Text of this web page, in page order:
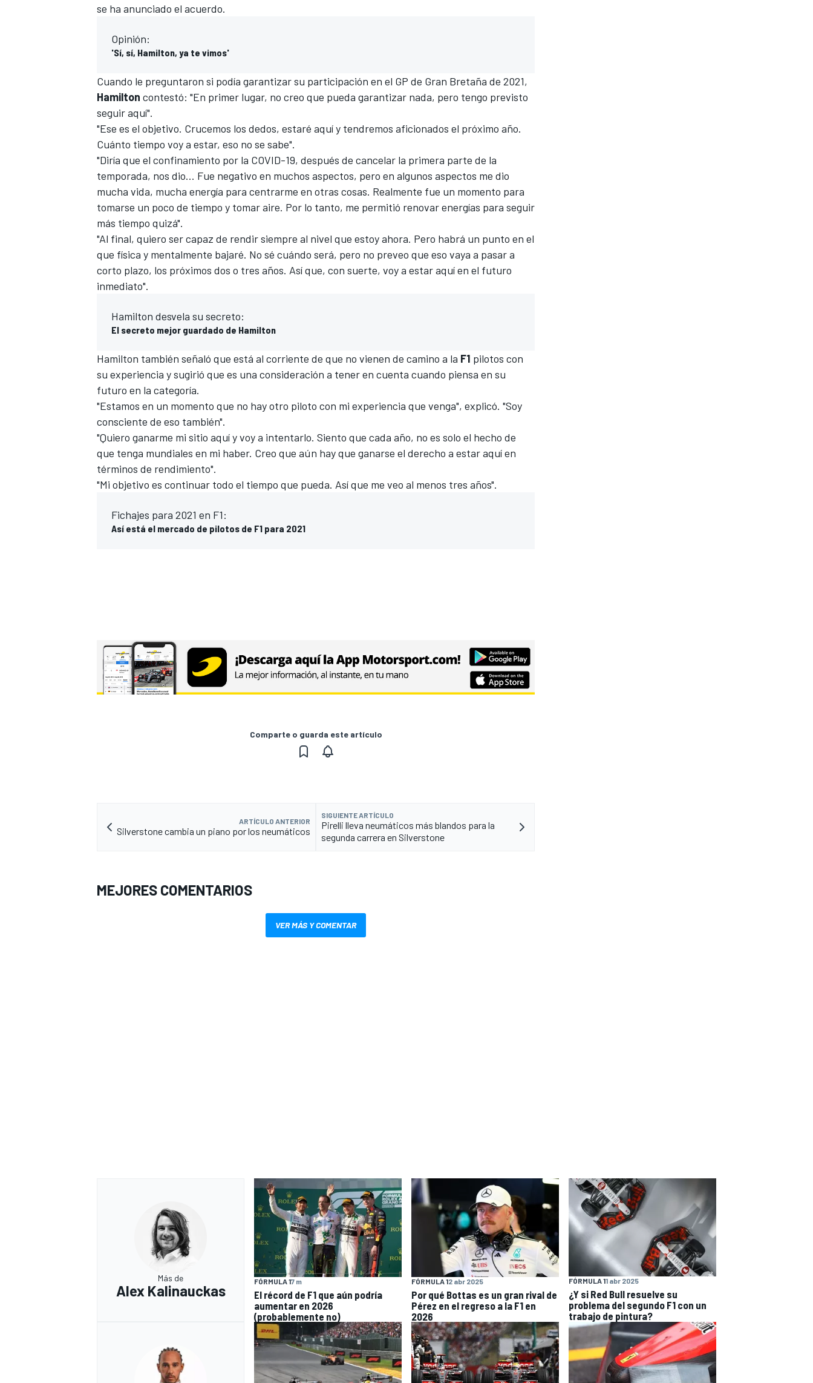
MÁS CATEGORÍAS
se ha anunciado el acuerdo.
Opinión:
'Sí, sí, Hamilton, ya te vimos'
Cuando le preguntaron si podía garantizar su participación en el GP de Gran Bretaña de 2021,
Hamilton contestó: "En primer lugar, no creo que pueda garantizar nada, pero tengo previsto
seguir aquí".
"Ese es el objetivo. Crucemos los dedos, estaré aquí y tendremos aficionados el próximo año.
Cuánto tiempo voy a estar, eso no se sabe".
"Diría que el confinamiento por la COVID-19, después de cancelar la primera parte de la
temporada, nos dio... Fue negativo en muchos aspectos, pero en algunos aspectos me dio
mucha vida, mucha energía para centrarme en otras cosas. Realmente fue un momento para
tomarse un poco de tiempo y tomar aire. Por lo tanto, me permitió renovar energías para seguir
más tiempo quizá".
"Al final, quiero ser capaz de rendir siempre al nivel que estoy ahora. Pero habrá un punto en el
que física y mentalmente bajaré. No sé cuándo será, pero no preveo que eso vaya a pasar a
corto plazo, los próximos dos o tres años. Así que, con suerte, voy a estar aquí en el futuro
inmediato".
Hamilton desvela su secreto:
El secreto mejor guardado de Hamilton
Hamilton también señaló que está al corriente de que no vienen de camino a la F1 pilotos con
su experiencia y sugirió que es una consideración a tener en cuenta cuando piensa en su
futuro en la categoría.
"Estamos en un momento que no hay otro piloto con mi experiencia que venga", explicó. "Soy
consciente de eso también".
"Quiero ganarme mi sitio aquí y voy a intentarlo. Siento que cada año, no es solo el hecho de
que tenga mundiales en mi haber. Creo que aún hay que ganarse el derecho a estar aquí en
términos de rendimiento".
"Mi objetivo es continuar todo el tiempo que pueda. Así que me veo al menos tres años".
Fichajes para 2021 en F1:
Así está el mercado de pilotos de F1 para 2021
Comparte o guarda este artículo
ARTÍCULO ANTERIOR
Silverstone cambia un piano por los neumáticos
SIGUIENTE ARTÍCULO
Pirelli lleva neumáticos más blandos para la
segunda carrera en Silverstone
MEJORES COMENTARIOS
VER MÁS Y COMENTAR
Más de
Alex Kalinauckas
FÓRMULA 17 m
El récord de F1 que aún podría
aumentar en 2026
(probablemente no)
FÓRMULA 12 abr 2025
Por qué Bottas es un gran rival de
Pérez en el regreso a la F1 en
2026
FÓRMULA 11 abr 2025
¿Y si Red Bull resuelve su
problema del segundo F1 con un
trabajo de pintura?